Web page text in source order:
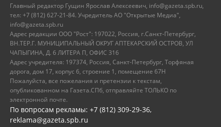
Главный редактор Гущин Ярослав Алексеевич, info@gazeta.spb.ru,
тел: +7 (812) 627-21-84. Учредитель АО "Открытые Медиа",
info@gazeta.spb.ru
Адрес редакции ООО "Рост": 197022, Россия, г.Санкт-Петербург,
ВН.ТЕР.Г. МУНИЦИПАЛЬНЫЙ ОКРУГ АПТЕКАРСКИЙ ОСТРОВ, УЛ
ЧАПЫГИНА, Д. 6 ЛИТЕРА П, ОФИС 316
Адрес учредителя: 197374, Россия, Санкт-Петербург, Торфяная
дорога, дом 17, корпус 6, строение 1, помещение 67Н
Пожалуйста, все пожелания и претензии к текстам,
опубликованном на Газета.СПб, отправляйте ТОЛЬКО по
электронной почте.
По вопросам рекламы: +7 (812) 309-29-36,
reklama@gazeta.spb.ru